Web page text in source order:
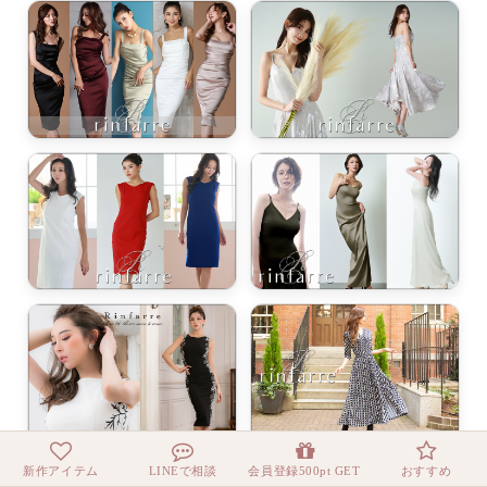
新作アイテム LINEで相談 会員登録500pt GET おすすめ